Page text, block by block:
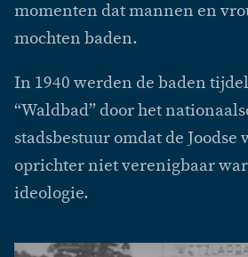
momenten dat mannen en
mochten baden.
In 1940 werden de baden
“Waldbad” door het
stadsbestuur omdat de Joodse
oprichter niet verenigbaar
ideologie.